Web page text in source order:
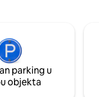
zaštiti 0 –
mirno i bez
potpunom
parking u
objekta